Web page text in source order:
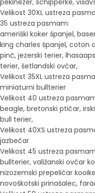
pekinezer, schipperke,
Velikost 30XL ustreza
35 ustreza pasmam:
ameriški koker španjel,
king charles španjel, coton
pinč, jezerski terier,
terier, šetlandski ovčar,
Velikost 35XL ustreza
miniaturni bullterier
Velikost 40 ustreza
beagle, bretonski ptičar,
bull terier,
Velikost 40XS ustreza
jazbečar
Velikost 45 ustreza
bullterier, valižanski ovčar
nizozemski prepeličar
novoškotski prinašalec,